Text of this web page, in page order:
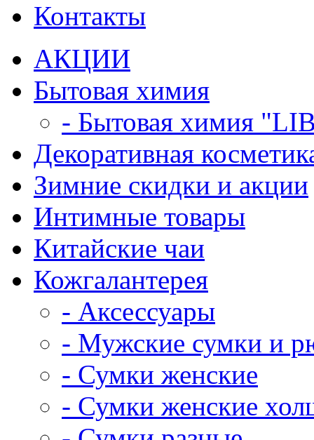
Контакты
АКЦИИ
Бытовая химия
- Бытовая химия
Декоративная
Зимние скидки и акции
Интимные товары
Китайские чаи
Кожгалантерея
- Аксессуары
- Мужские сумки и
- Сумки женские
- Сумки женские